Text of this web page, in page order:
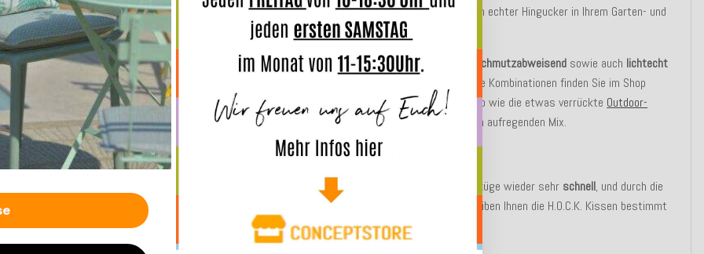
den Innen- oderAußenbereichund ein echter Hingucker in Ihrem Garten- und
Terrassenbereich.
Der Outdoorstoff istwasser schmutzabweisend sowie auch lichtecht
bei 40°. Für passende Kombinationen finden Sie im Shop
Outdoor-Serie-Classic-Uni , so wie die etwas verrückte Outdoor-
Serie-Beach-Life Kollektion
, für einen aufregenden Mix.
Gemütlichkeit hat keine Grenzen!
Bei starkem Regen
die Bezüge wieder sehr schnell, und durch die
schimmelresistente Ausrüstung
bleiben Ihnen die H.O.C.K. Kissen bestimmt
sehr lange erhalten!